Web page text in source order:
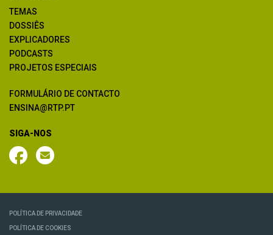
TEMAS
DOSSIÊS
EXPLICADORES
PODCASTS
PROJETOS ESPECIAIS
FORMULÁRIO DE CONTACTO
ENSINA@RTP.PT
SIGA-NOS
POLÍTICA DE PRIVACIDADE
POLÍTICA DE COOKIES